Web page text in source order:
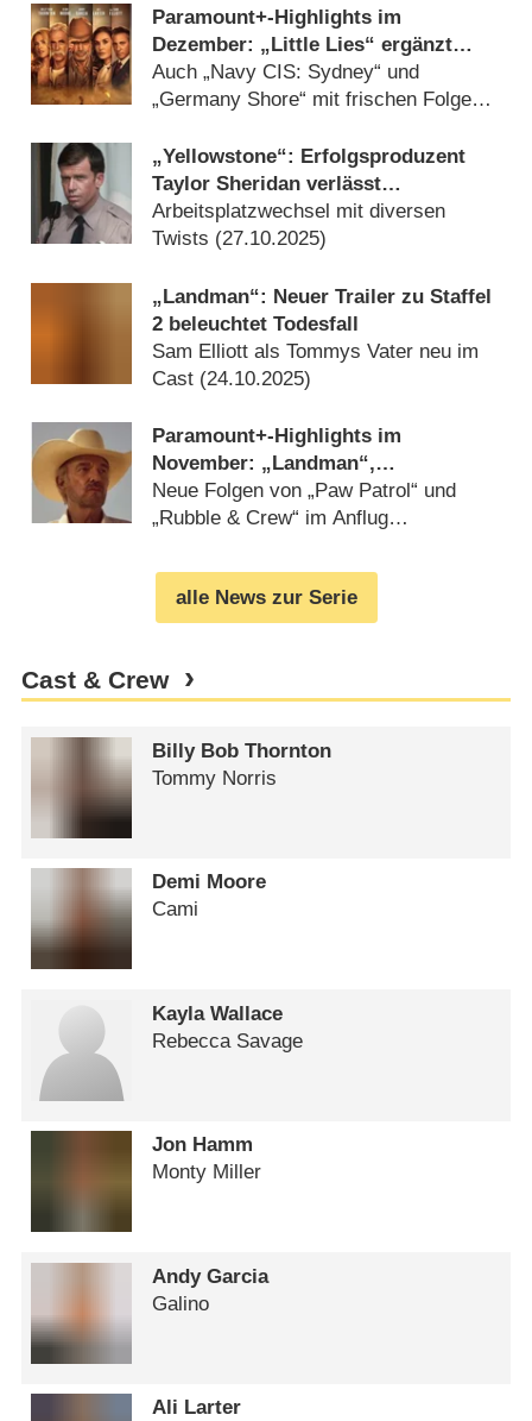
Paramount+-Highlights im
Dezember: „Little Lies“ ergänzt
„Landman“, „Mayor of Kingstown“
Auch „Navy CIS: Sydney“ und
„Germany Shore“ mit frischen Folgen
„Yellowstone“: Erfolgsproduzent
Taylor Sheridan verlässt
überraschend Paramount
Arbeitsplatzwechsel mit diversen
Twists (27.10.2025)
„Landman“: Neuer Trailer zu Staffel
2 beleuchtet Todesfall
Sam Elliott als Tommys Vater neu im
Cast (24.10.2025)
Paramount+-Highlights im
November: „Landman“,
„Yellowstone“, „Crutch“ und
„Fireflies“
Neue Folgen von „Paw Patrol“ und
„Rubble & Crew“ im Anflug
alle News zur Serie
Cast & Crew
Billy Bob Thornton
Tommy Norris
Demi Moore
Cami
Kayla Wallace
Rebecca Savage
Jon Hamm
Monty Miller
Andy Garcia
Galino
Ali Larter